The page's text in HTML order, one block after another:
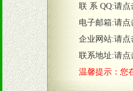
六、服务优势
1、完善的信息服务咨询中心：
2、售后服务：突发性产品问题
3、我们时刻整理各区销售情况
七、招商代理（全国各地）
联 系 QQ:请点
电子邮箱:请点
企业网站:请点
联系地址:请点
温馨提示：您